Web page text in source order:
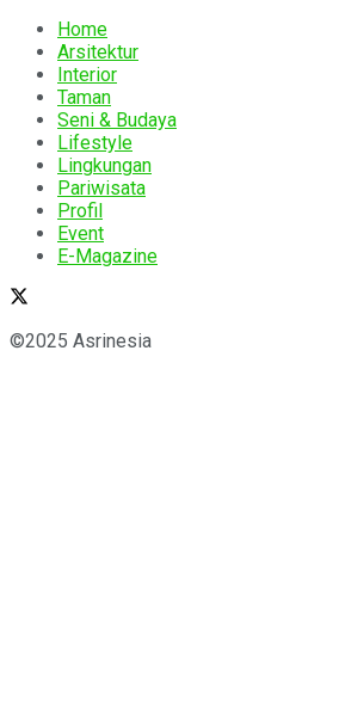
Home
Arsitektur
Interior
Taman
Seni & Budaya
Lifestyle
Lingkungan
Pariwisata
Profil
Event
E-Magazine
©2025 Asrinesia